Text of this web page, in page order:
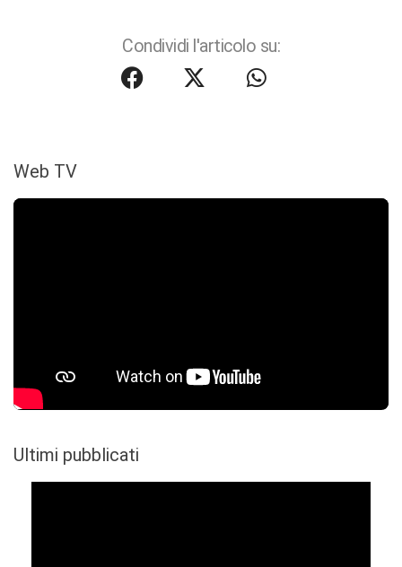
Condividi l'articolo su:
Web TV
Ultimi pubblicati